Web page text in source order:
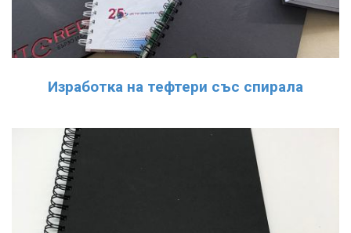
Изработка на тефтери със спирала